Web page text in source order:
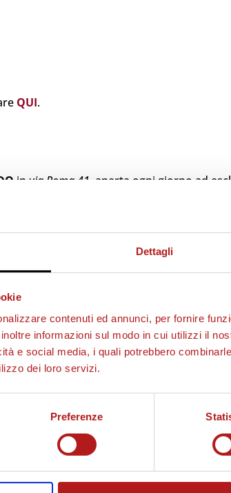
Dettagli
contenuti ed annunci, per fornire
informazioni sul modo in cui utilizzi il
e social media, i quali potrebbero
dei loro servizi.
Preferenze
QUI.
in via Roma 41 , aperta ogni giorno ad
o in pullman l’ uscita autostradale è
partita salvo diverse disposizioni delle
Filiberto Duca d’Aosta per il settore
ai tifosi del Cittadella.